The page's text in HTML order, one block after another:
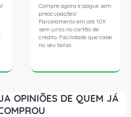
Compre agora e pague sem
preocupações!
Parcelamento em até 10X
sem juros no cartão de
crédito. Facilidade que cabe
no seu bolso.
OPINIÕES DE QUEM JÁ